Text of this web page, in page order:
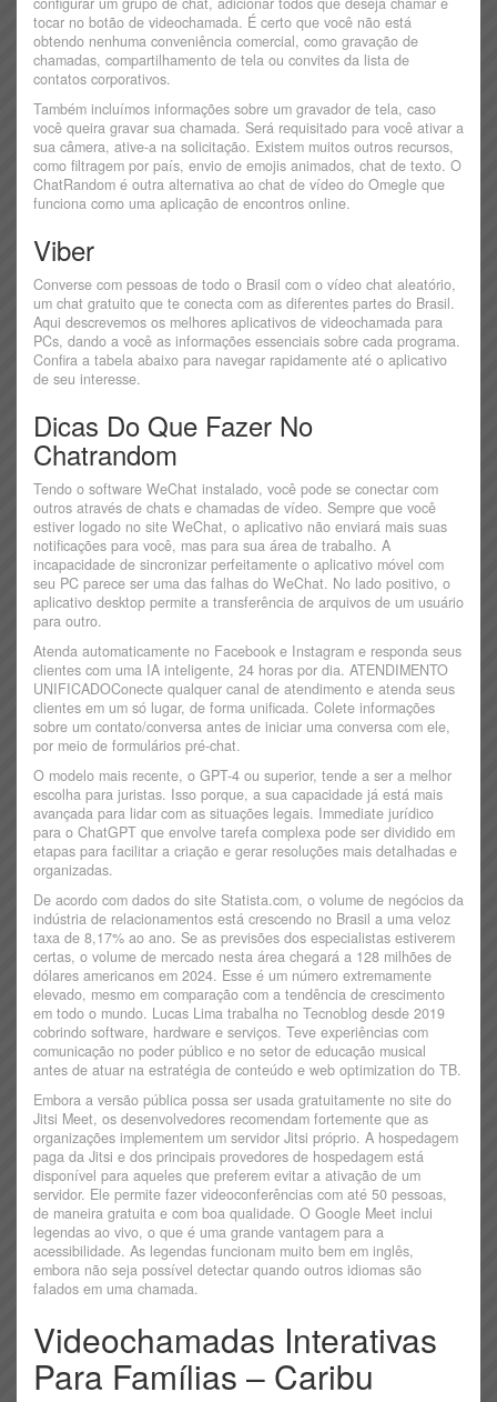
tocar no botão de videochamada. É certo que você não está
obtendo nenhuma conveniência comercial, como gravação de
chamadas, compartilhamento de tela ou convites da lista de
contatos corporativos.
Também incluímos informações sobre um gravador de tela, caso
você queira gravar sua chamada. Será requisitado para você ativar a
sua câmera, ative-a na solicitação. Existem muitos outros recursos,
como filtragem por país, envio de emojis animados, chat de texto. O
ChatRandom é outra alternativa ao chat de vídeo do Omegle que
funciona como uma aplicação de encontros online.
Viber
Converse com pessoas de todo o Brasil com o vídeo chat aleatório,
um chat gratuito que te conecta com as diferentes partes do Brasil.
Aqui descrevemos os melhores aplicativos de videochamada para
PCs, dando a você as informações essenciais sobre cada programa.
Confira a tabela abaixo para navegar rapidamente até o aplicativo
de seu interesse.
Dicas Do Que Fazer No
Chatrandom
Tendo o software WeChat instalado, você pode se conectar com
outros através de chats e chamadas de vídeo. Sempre que você
estiver logado no site WeChat, o aplicativo não enviará mais suas
notificações para você, mas para sua área de trabalho. A
incapacidade de sincronizar perfeitamente o aplicativo móvel com
seu PC parece ser uma das falhas do WeChat. No lado positivo, o
aplicativo desktop permite a transferência de arquivos de um usuário
para outro.
Atenda automaticamente no Facebook e Instagram e responda seus
clientes com uma IA inteligente, 24 horas por dia. ATENDIMENTO
UNIFICADOConecte qualquer canal de atendimento e atenda seus
clientes em um só lugar, de forma unificada. Colete informações
sobre um contato/conversa antes de iniciar uma conversa com ele,
por meio de formulários pré-chat.
O modelo mais recente, o GPT-4 ou superior, tende a ser a melhor
escolha para juristas. Isso porque, a sua capacidade já está mais
avançada para lidar com as situações legais. Immediate jurídico
para o ChatGPT que envolve tarefa complexa pode ser dividido em
etapas para facilitar a criação e gerar resoluções mais detalhadas e
organizadas.
De acordo com dados do site Statista.com, o volume de negócios da
indústria de relacionamentos está crescendo no Brasil a uma veloz
taxa de 8,17% ao ano. Se as previsões dos especialistas estiverem
certas, o volume de mercado nesta área chegará a 128 milhões de
dólares americanos em 2024. Esse é um número extremamente
elevado, mesmo em comparação com a tendência de crescimento
em todo o mundo. Lucas Lima trabalha no Tecnoblog desde 2019
cobrindo software, hardware e serviços. Teve experiências com
comunicação no poder público e no setor de educação musical
antes de atuar na estratégia de conteúdo e web optimization do TB.
Embora a versão pública possa ser usada gratuitamente no site do
Jitsi Meet, os desenvolvedores recomendam fortemente que as
organizações implementem um servidor Jitsi próprio. A hospedagem
paga da Jitsi e dos principais provedores de hospedagem está
disponível para aqueles que preferem evitar a ativação de um
servidor. Ele permite fazer videoconferências com até 50 pessoas,
de maneira gratuita e com boa qualidade. O Google Meet inclui
legendas ao vivo, o que é uma grande vantagem para a
acessibilidade. As legendas funcionam muito bem em inglês,
embora não seja possível detectar quando outros idiomas são
falados em uma chamada.
Videochamadas Interativas
Para Famílias – Caribu